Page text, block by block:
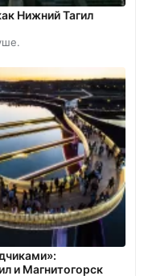
Нижний Тагил
и Магнитогорск